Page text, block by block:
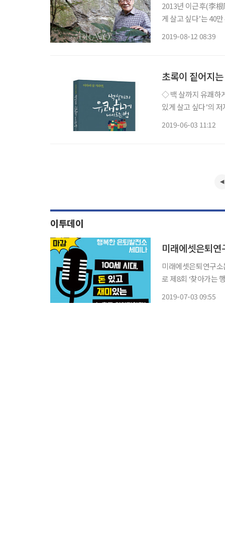
2013년 이근후(李根
게 살고 싶다’는 40
2019-08-12 08:39
초록이 짙어지
◇ 백 살까지 유쾌하게 나이 드는
있게 살고 싶다’의
2019-06-03 11:12
이투데이
미래에셋은퇴연
미래에셋은퇴연구
로 제8회 ‘찾아가는 행복한
2019-07-03 09:55